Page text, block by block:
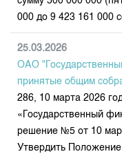
000 до 9 423 161 000
25.03.2026
ОАО
принятые общим
286, 10 марта 2026
«Государственный
решение №5 от 10
Утвердить Положение